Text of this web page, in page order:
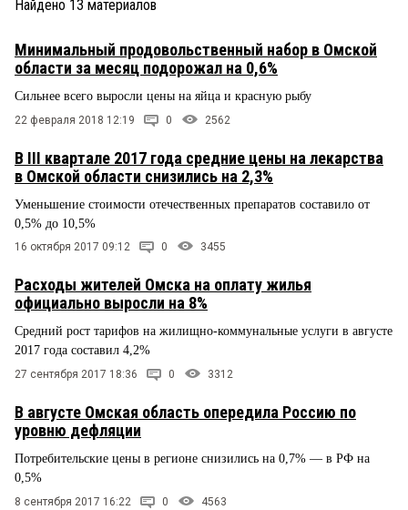
Найдено 13 материалов
Минимальный продовольственный набор в Омской
области за месяц подорожал на 0,6%
Сильнее всего выросли цены на яйца и красную рыбу
22 февраля 2018 12:19 0 2562
В III квартале 2017 года средние цены на лекарства
в Омской области снизились на 2,3%
Уменьшение стоимости отечественных препаратов составило от
0,5% до 10,5%
16 октября 2017 09:12 0 3455
Расходы жителей Омска на оплату жилья
официально выросли на 8%
Средний рост тарифов на жилищно-коммунальные услуги в августе
2017 года составил 4,2%
27 сентября 2017 18:36 0 3312
В августе Омская область опередила Россию по
уровню дефляции
Потребительские цены в регионе снизились на 0,7% — в РФ на
0,5%
8 сентября 2017 16:22 0 4563